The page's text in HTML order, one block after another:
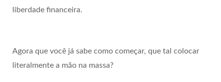
liberdade financeira.
Agora que você já sabe como começar, que tal colocar
literalmente a mão na massa?